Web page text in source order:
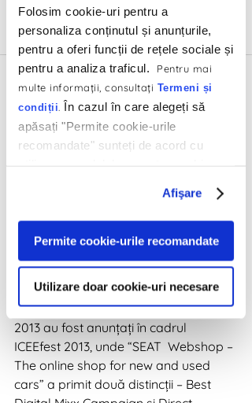
Folosim cookie-uri pentru a
personaliza conținutul și anunțurile,
pentru a oferi funcții de rețele sociale și
pentru a analiza traficul.
Pentru mai
multe informaţii, consultaţi Termeni și
condiții. În cazul în care alegeți să
apăsați "Permite cookie-urile
recomandate" sunteți de acord cu
Afişare
Permite cookie-urile recomandate
Utilizare doar cookie-uri necesare
Digital News 2009
Digital News 2024
Marketing Trends
Mixx Awards premiază cele mai bune
campanii interactive sau de digital din
Europa. În faza europeană a
ale Mixx Awards. Din statele unde nu
Awards poate fi înscrisă orice
bronz intr-un festival local recunoscut
internațional.
Câștigătorii Mixx Awards România
2013 au fost anunțați în cadrul
ICEEfest 2013, unde “SEAT  Webshop –
The online shop for new and used
cars” a primit două distincții – Best